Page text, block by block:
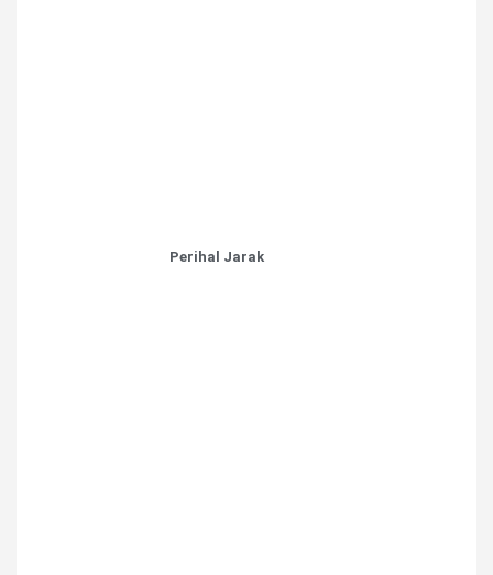
Perihal Jarak